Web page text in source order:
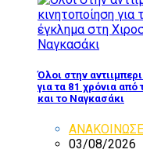
Όλοι στην
για τα 81 χρόνια
και το Ναγκασάκι
03/08/2026